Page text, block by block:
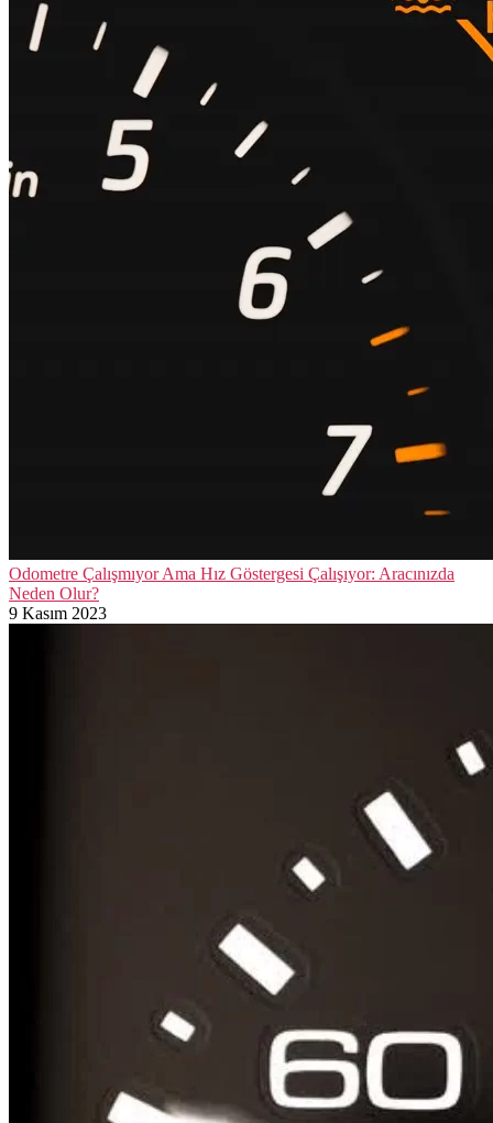
Odometre Çalışmıyor Ama Hız Göstergesi Çalışıyor: Aracınızda
Neden Olur?
9 Kasım 2023